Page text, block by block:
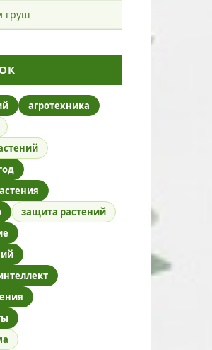
груш
агротехника
защита растений